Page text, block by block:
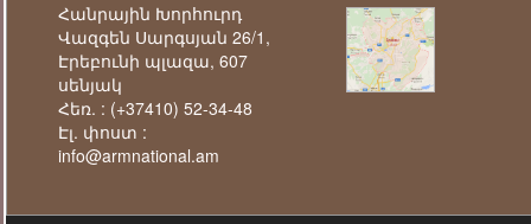
Հանրային Խորհուրդ
Վազգեն Սարգսյան 26/1,
Էրեբունի պլազա, 607
սենյակ
Հեռ. : (+37410) 52-34-48
Էլ. փոստ :
info@armnational.am